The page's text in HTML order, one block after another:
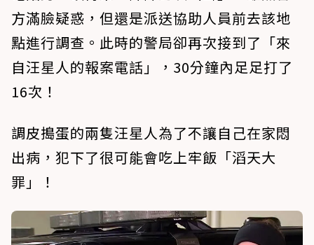
方滿臉疑惑，但還是派送協助人員前去該地
點進行調查。此時的警局卻再次接到了「來
自汪星人的報案電話」，30分鐘內足足打了
16次！
調皮搗蛋的兩隻汪星人為了不讓自己在家悶
出病，犯下了很可能會吃上牢飯「滔天大
罪」！